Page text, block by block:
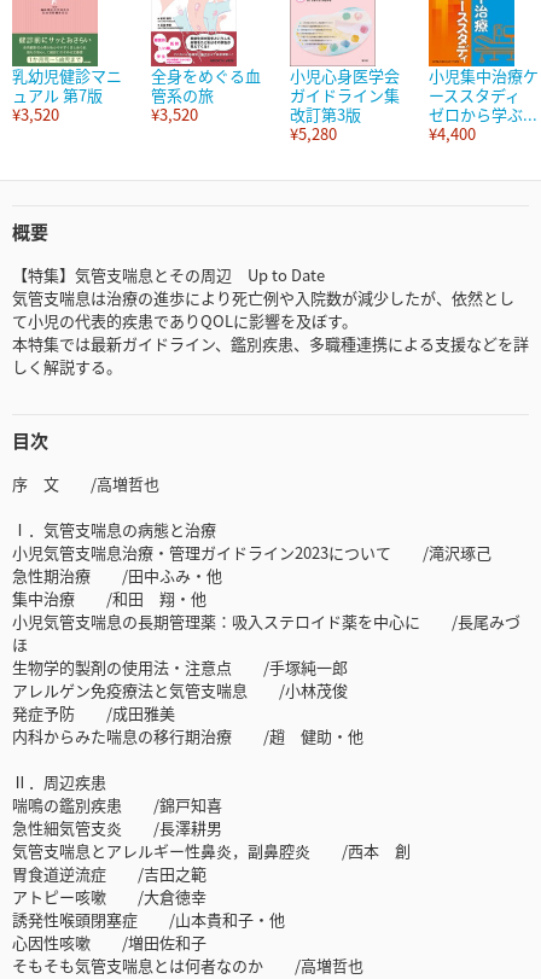
乳幼児健診マニ
ュアル 第7版
¥3,520
全身をめぐる血
管系の旅
¥3,520
小児心身医学会
ガイドライン集
改訂第3版
¥5,280
小児集中治療ケ
ーススタディ
ゼロから学ぶ...
¥4,400
概要
【特集】気管支喘息とその周辺 Up to Date
気管支喘息は治療の進歩により死亡例や入院数が減少したが、依然とし
て小児の代表的疾患でありQOLに影響を及ぼす。
本特集では最新ガイドライン、鑑別疾患、多職種連携による支援などを詳
しく解説する。
目次
序 文 /高増哲也
Ⅰ．気管支喘息の病態と治療
小児気管支喘息治療・管理ガイドライン2023について /滝沢琢己
急性期治療 /田中ふみ・他
集中治療 /和田 翔・他
小児気管支喘息の長期管理薬：吸入ステロイド薬を中心に /長尾みづ
ほ
生物学的製剤の使用法・注意点 /手塚純一郎
アレルゲン免疫療法と気管支喘息 /小林茂俊
発症予防 /成田雅美
内科からみた喘息の移行期治療 /趙 健助・他
Ⅱ．周辺疾患
喘鳴の鑑別疾患 /錦戸知喜
急性細気管支炎 /長澤耕男
気管支喘息とアレルギー性鼻炎，副鼻腔炎 /西本 創
胃食道逆流症 /吉田之範
アトピー咳嗽 /大倉徳幸
誘発性喉頭閉塞症 /山本貴和子・他
心因性咳嗽 /増田佐和子
そもそも気管支喘息とは何者なのか /高増哲也